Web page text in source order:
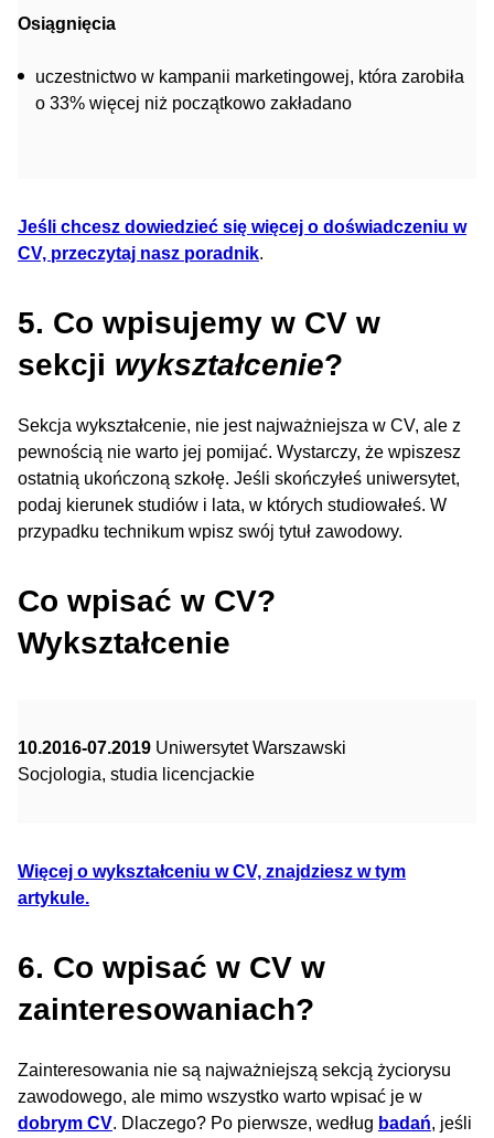
Osiągnięcia
uczestnictwo w kampanii marketingowej, która zarobiła
o 33% więcej niż początkowo zakładano
Jeśli chcesz dowiedzieć się więcej o doświadczeniu w
CV, przeczytaj nasz poradnik.
5. Co wpisujemy w CV w
sekcji wykształcenie?
Sekcja wykształcenie, nie jest najważniejsza w CV, ale z
pewnością nie warto jej pomijać. Wystarczy, że wpiszesz
ostatnią ukończoną szkołę. Jeśli skończyłeś uniwersytet,
podaj kierunek studiów i lata, w których studiowałeś. W
przypadku technikum wpisz swój tytuł zawodowy.
Co wpisać w CV?
Wykształcenie
10.2016-07.2019 Uniwersytet Warszawski
Socjologia, studia licencjackie
Więcej o wykształceniu w CV, znajdziesz w tym
artykule.
6. Co wpisać w CV w
zainteresowaniach?
Zainteresowania nie są najważniejszą sekcją życiorysu
zawodowego, ale mimo wszystko warto wpisać je w
dobrym CV. Dlaczego? Po pierwsze, według badań, jeśli